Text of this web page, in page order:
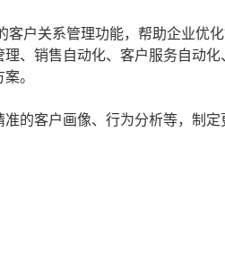
户关系管理功能，帮助企业优
、销售自动化、客户服务自动
。
的客户画像、行为分析等，制